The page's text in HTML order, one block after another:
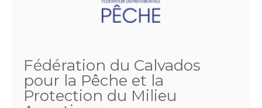
Fédération du Calvados
pour la Pêche et la
Protection du Milieu